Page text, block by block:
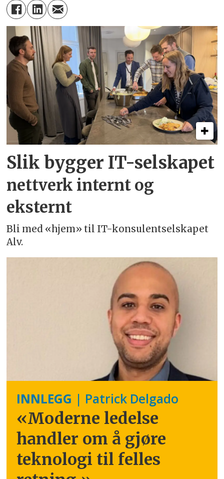
Slik bygger IT-selskapet
nettverk internt og
eksternt
Bli med «hjem» til IT-konsulentselskapet
Alv.
INNLEGG | Patrick Delgado
«Moderne ledelse
handler om å gjøre
teknologi til felles